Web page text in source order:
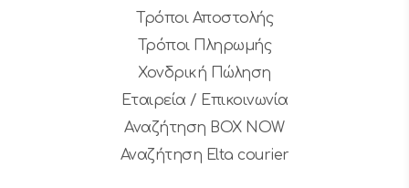
Τρόποι Αποστολής
Τρόποι Πληρωμής
Χονδρική Πώληση
Εταιρεία / Επικοινωνία
Αναζήτηση BOX NOW
Αναζήτηση Elta courier